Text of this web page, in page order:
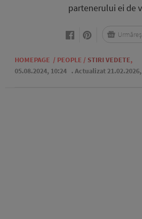
partenerului ei de
HOMEPAGE / PEOPLE / STIRI VEDETE,
05.08.2024, 10:24 . Actualizat